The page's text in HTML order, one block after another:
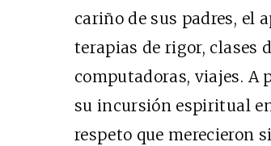
cariño de sus padres, el
terapias de rigor, clases
computadoras, viajes. A
su incursión espiritual
respeto que merecieron